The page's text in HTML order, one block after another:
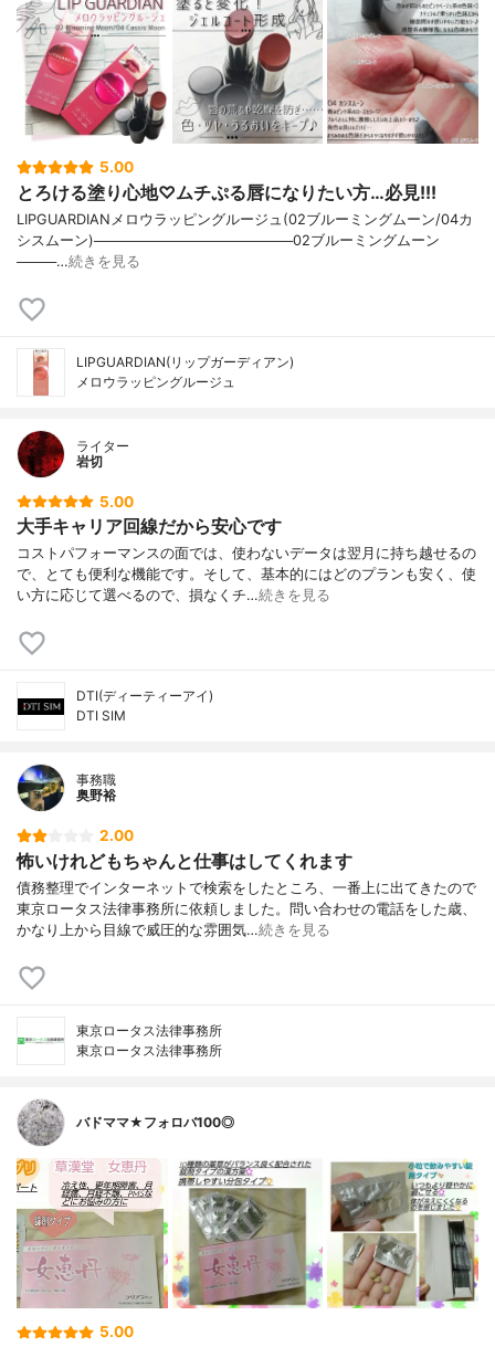
5.00
とろける塗り心地♡ムチぷる唇になりたい方…必見!!!
LIPGUARDIANメロウラッピングルージュ(02ブルーミングムーン/04カ
シスムーン)────────────────────02ブルーミングムーン
────…続きを見る
LIPGUARDIAN(リップガーディアン)
メロウラッピングルージュ
ライター
岩切
5.00
大手キャリア回線だから安心です
コストパフォーマンスの面では、使わないデータは翌月に持ち越せるの
で、とても便利な機能です。そして、基本的にはどのプランも安く、使
い方に応じて選べるので、損なくチ…続きを見る
DTI(ディーティーアイ)
DTI SIM
事務職
奥野裕
2.00
怖いけれどもちゃんと仕事はしてくれます
債務整理でインターネットで検索をしたところ、一番上に出てきたので
東京ロータス法律事務所に依頼しました。問い合わせの電話をした歳、
かなり上から目線で威圧的な雰囲気…続きを見る
東京ロータス法律事務所
東京ロータス法律事務所
バドママ★フォロバ100◎
5.00